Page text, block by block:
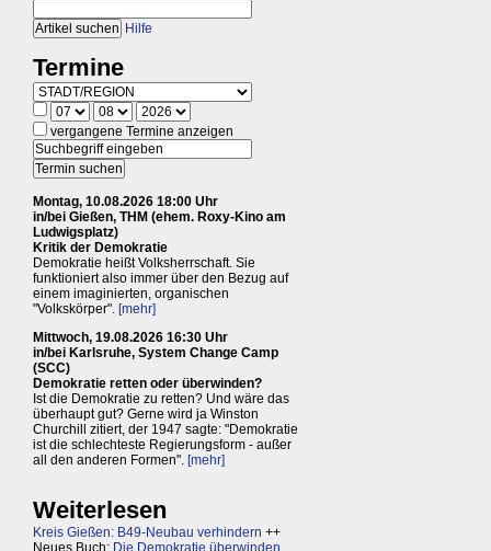
Hilfe
Termine
vergangene Termine anzeigen
Montag, 10.08.2026 18:00 Uhr
in/bei Gießen, THM (ehem. Roxy-Kino am
Ludwigsplatz)
Kritik der Demokratie
Demokratie heißt Volksherrschaft. Sie
funktioniert also immer über den Bezug auf
einem imaginierten, organischen
"Volkskörper". [mehr]
Mittwoch, 19.08.2026 16:30 Uhr
in/bei Karlsruhe, System Change Camp
(SCC)
Demokratie retten oder überwinden?
Ist die Demokratie zu retten? Und wäre das
überhaupt gut? Gerne wird ja Winston
Churchill zitiert, der 1947 sagte: "Demokratie
ist die schlechteste Regierungsform - außer
all den anderen Formen". [mehr]
Weiterlesen
Kreis Gießen: B49-Neubau verhindern ++